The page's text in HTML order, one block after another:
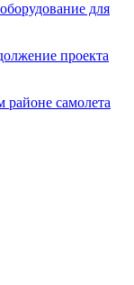
для
проекта
самолета